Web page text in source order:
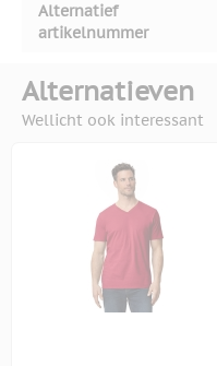
Alternatief
artikelnummer
Alternatieven
Wellicht ook interessant